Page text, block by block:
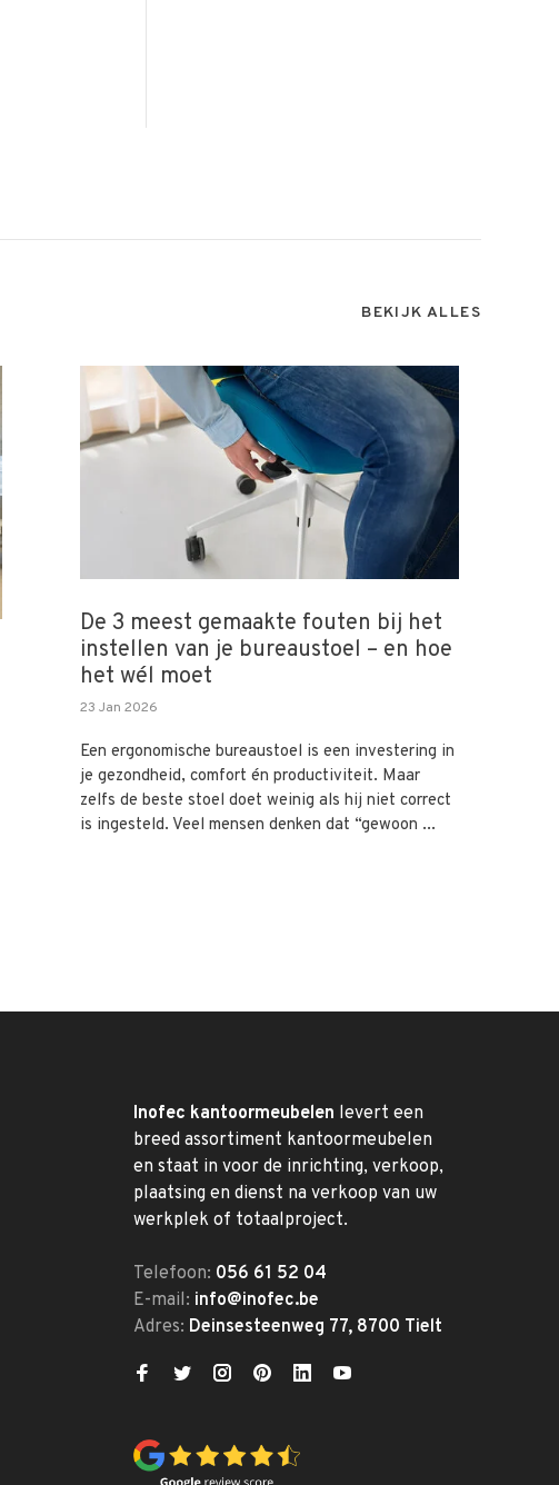
BEKIJK ALLES
De 3 meest gemaakte fouten bij het
instellen van je bureaustoel – en hoe
het wél moet
23 Jan 2026
Een ergonomische bureaustoel is een investering in
je gezondheid, comfort én productiviteit. Maar
zelfs de beste stoel doet weinig als hij niet correct
is ingesteld. Veel mensen denken dat “gewoon ...
Inofec kantoormeubelen levert een
breed assortiment kantoormeubelen
en staat in voor de inrichting, verkoop,
plaatsing en dienst na verkoop van uw
werkplek of totaalproject.
Telefoon: 056 61 52 04
E-mail: info@inofec.be
Adres: Deinsesteenweg 77, 8700 Tielt